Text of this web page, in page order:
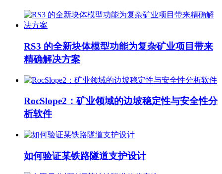
RS3 的全新块体模型功能为复杂矿业项目带来
精确解决方案
RocSlope2：矿业领域的边坡稳定性与安全性分
析软件
如何验证某铁路隧道支护设计